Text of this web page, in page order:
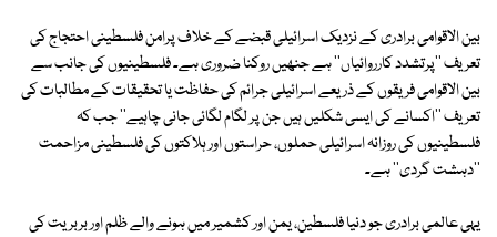
بین الاقوامی برادری کے نزدیک اسرائیلی قبضے کے خلاف پرامن فلسطینی احتجاج کی
تعریف ''پرتشدد کارروائیاں'' ہے جنھیں روکنا ضروری ہے۔ فلسطینیوں کی جانب سے
بین الاقوامی فریقوں کے ذریعے اسرائیلی جرائم کی حفاظت یا تحقیقات کے مطالبات کی
تعریف ''اکسانے کی ایسی شکلیں ہیں جن پر لگام لگائی جانی چاہیے'' جب کہ
فلسطینیوں کی روزانہ اسرائیلی حملوں، حراستوں اور ہلاکتوں کی فلسطینی مزاحمت
''دہشت گردی'' ہے۔
یہی عالمی برادری جو دنیا فلسطین، یمن اور کشمیر میں ہونے والے ظلم اور بربریت کی